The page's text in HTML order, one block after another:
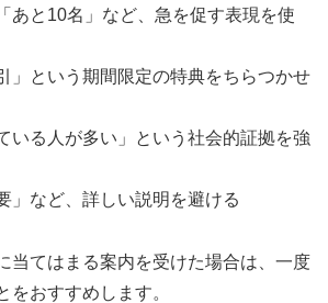
あと10名」など、急を促す表現を使
」という期間限定の特典をちらつかせ
いる人が多い」という社会的証拠を強
」など、詳しい説明を避ける
当てはまる案内を受けた場合は、一度
をおすすめします。